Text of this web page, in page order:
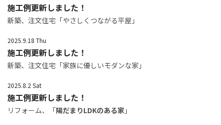
施工例更新しました！
新築、注文住宅「やさしくつながる平屋」
2025.9.18 Thu
施工例更新しました！
新築、注文住宅「家族に優しいモダンな家」
2025.8.2 Sat
施工例更新しました！
リフォーム、「陽だまりLDKのある家 」